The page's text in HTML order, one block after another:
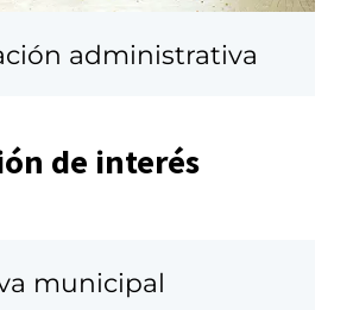
administrativa
de interés
municipal